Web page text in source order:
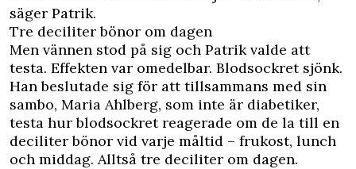
säger Patrik.
Tre deciliter bönor om dagen
Men vännen stod på sig och Patrik valde att
testa. Effekten var omedelbar. Blodsockret sjönk.
Han beslutade sig för att tillsammans med sin
sambo, Maria Ahlberg, som inte är diabetiker,
testa hur blodsockret reagerade om de la till en
deciliter bönor vid varje måltid – frukost, lunch
och middag. Alltså tre deciliter om dagen.